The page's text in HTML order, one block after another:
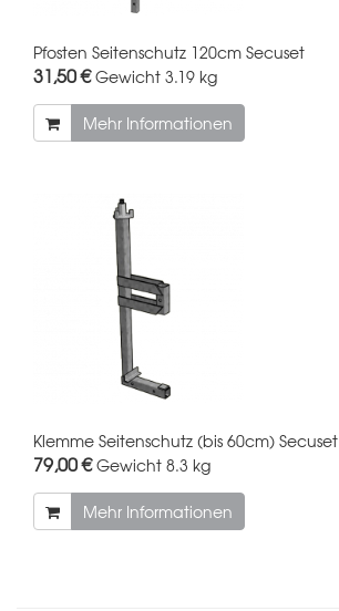
Pfosten Seitenschutz 120cm Secuset
31,50 €Gewicht 3.19 kg
Mehr Informationen
Klemme Seitenschutz (bis 60cm) Secuset
79,00 €Gewicht 8.3 kg
Mehr Informationen